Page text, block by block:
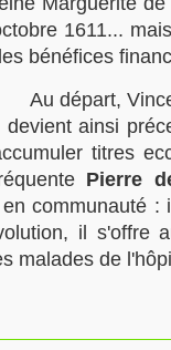
1611...
bénéfices
Au départ,
devient ainsi
titres
Pierre
communauté
il s'offre
malades de